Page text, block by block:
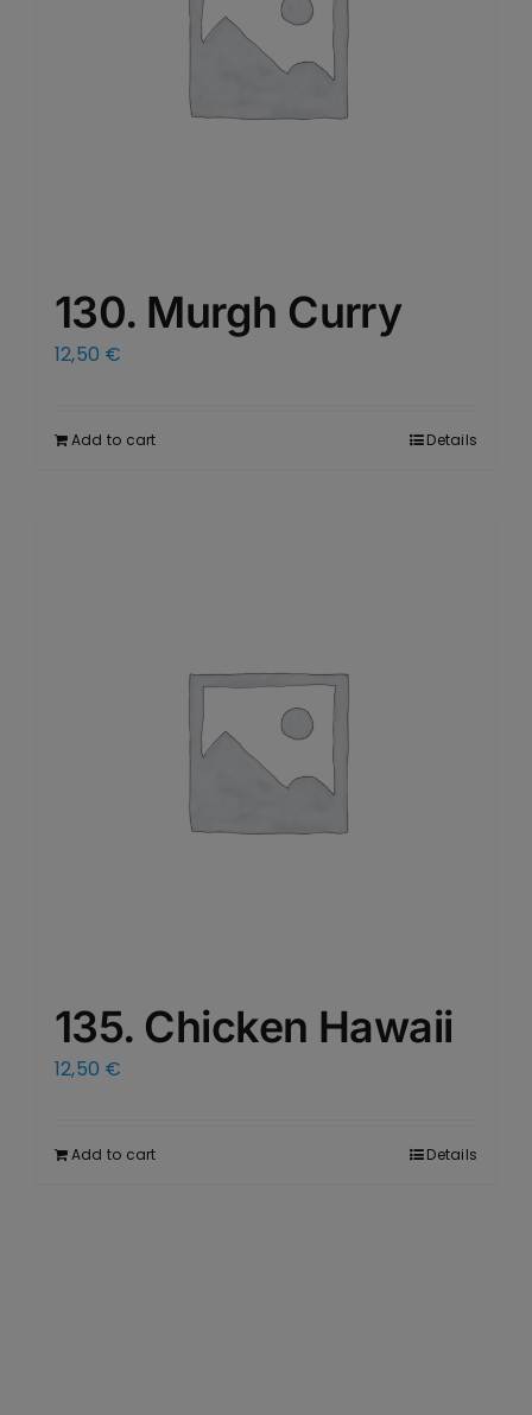
130. Murgh Curry
12,50 €
Add to cart Details
135. Chicken Hawaii
12,50 €
Add to cart Details